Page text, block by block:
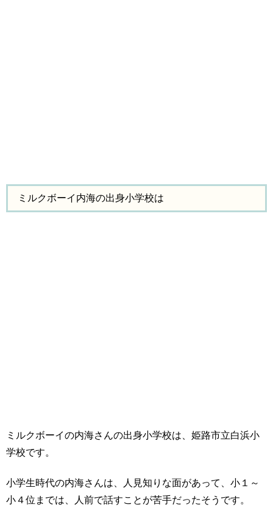
ミルクボーイ内海の出身小学校は
ミルクボーイの内海さんの出身小学校は、姫路市立白浜小
学校です。
小学生時代の内海さんは、人見知りな面があって、小１～
小４位までは、人前で話すことが苦手だったそうです。